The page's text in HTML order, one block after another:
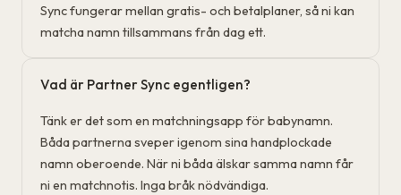
Sync fungerar mellan gratis- och betalplaner, så ni kan
matcha namn tillsammans från dag ett.
Vad är Partner Sync egentligen?
Tänk er det som en matchningsapp för babynamn.
Båda partnerna sveper igenom sina handplockade
namn oberoende. När ni båda älskar samma namn får
ni en matchnotis. Inga bråk nödvändiga.